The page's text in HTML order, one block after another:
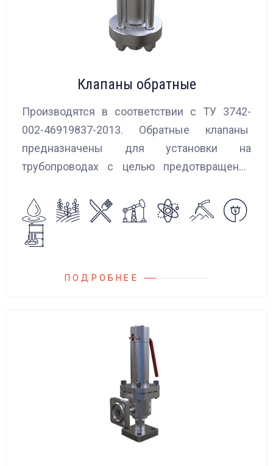
Клапаны обратные
Производятся в соответствии с ТУ 3742-
002-46919837-2013. Обратные клапаны
предназначены для установки на
трубопроводах с целью предотвращения
агрессивных жидкостей, эмульсий,
суспензий и пропуска их в прямом
направлении.
ПОДРОБНЕЕ